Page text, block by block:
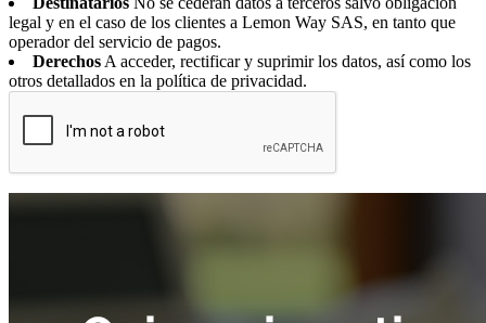
legal y en el caso de los clientes a Lemon Way SAS, en tanto que
operador del servicio de pagos.
Derechos A acceder, rectificar y suprimir los datos, así como los
otros detallados en la política de privacidad.